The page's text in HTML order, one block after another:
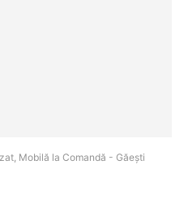
Mobilă la Comandă - Găeşti